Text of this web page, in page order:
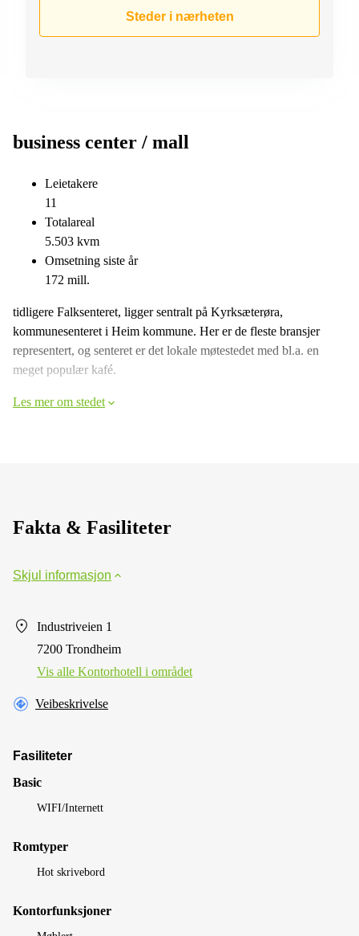
Bærum
Bærum
Leie
kontor
Bergen
1 Våler
Meierigata
14
Elverum
Hammerstadvegen
2 Eidsvoll
Brattørkaia
17A
Trondheim
Steder i nærheten
business center / mall
Leietakere
11
Totalareal
5.503 kvm
Omsetning siste år
172 mill.
tidligere Falksenteret, ligger sentralt på Kyrksæterøra,
kommunesenteret i Heim kommune. Her er de fleste bransjer
representert, og senteret er det lokale møtestedet med bl.a. en
meget populær kafé.
Les mer om stedet
Fakta & Fasiliteter
Skjul informasjon
Industriveien 1
7200 Trondheim
Vis alle Kontorhotell i området
Veibeskrivelse
Fasiliteter
Basic
WIFI/Internett
Romtyper
Hot skrivebord
Kontorfunksjoner